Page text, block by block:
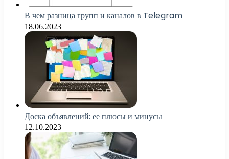
В чем разница групп и каналов в Telegram
18.06.2023
Доска объявлений: ее плюсы и минусы
12.10.2023